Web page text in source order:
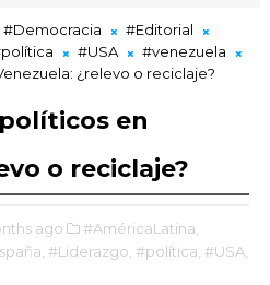
#Democracia
#Editorial
#USA
#venezuela
¿relevo o reciclaje?
en
o reciclaje?
ago
#AméricaLatina,
#Liderazgo, #política, #USA,